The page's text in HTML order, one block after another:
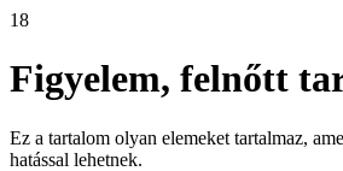
18
Figyelem, felnőtt
Ez a tartalom olyan elemeket tartalmaz,
hatással lehetnek.